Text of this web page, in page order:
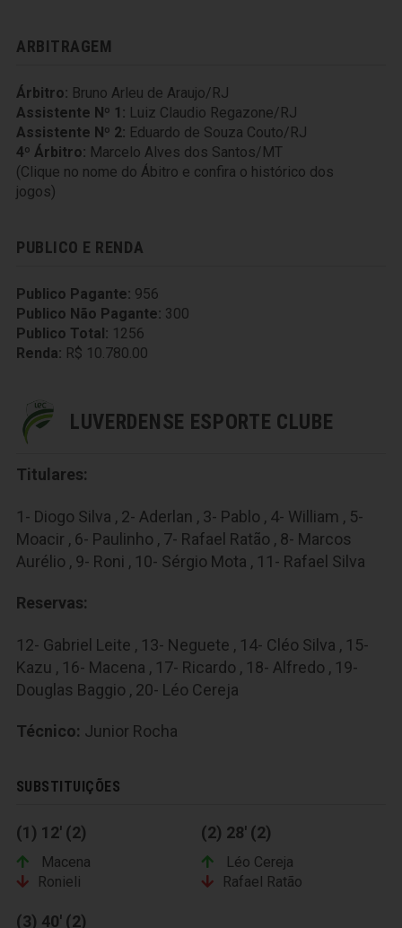
ARBITRAGEM
Árbitro: Bruno Arleu de Araujo/RJ
Assistente Nº 1: Luiz Claudio Regazone/RJ
Assistente Nº 2: Eduardo de Souza Couto/RJ
4º Árbitro: Marcelo Alves dos Santos/MT
(Clique no nome do Ábitro e confira o histórico dos
jogos)
PUBLICO E RENDA
Publico Pagante: 956
Publico Não Pagante: 300
Publico Total: 1256
Renda: R$ 10.780.00
LUVERDENSE ESPORTE CLUBE
Titulares:
1- Diogo Silva , 2- Aderlan , 3- Pablo , 4- William , 5-
Moacir , 6- Paulinho , 7- Rafael Ratão , 8- Marcos
Aurélio , 9- Roni , 10- Sérgio Mota , 11- Rafael Silva
Reservas:
12- Gabriel Leite , 13- Neguete , 14- Cléo Silva , 15-
Kazu , 16- Macena , 17- Ricardo , 18- Alfredo , 19-
Douglas Baggio , 20- Léo Cereja
Técnico: Junior Rocha
SUBSTITUIÇÕES
(1) 12' (2)
Macena
Ronieli
(2) 28' (2)
Léo Cereja
Rafael Ratão
(3) 40' (2)